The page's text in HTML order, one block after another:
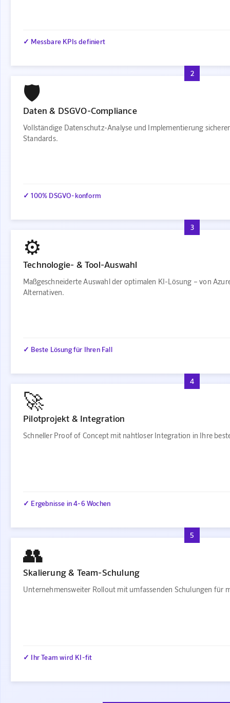
✓ Messbare KPIs definiert
2
🛡️
Daten & DSGVO-Compliance
Vollständige Datenschutz-Analyse und Implementierung
Standards.
✓ 100% DSGVO-konform
3
⚙️
Technologie- & Tool-Auswahl
Maßgeschneiderte Auswahl der optimalen KI-Lösung – von
Alternativen.
✓ Beste Lösung für Ihren Fall
4
🚀
Pilotprojekt & Integration
Schneller Proof of Concept mit nahtloser Integration in Ihre
✓ Ergebnisse in 4-6 Wochen
5
👥
Skalierung & Team-Schulung
Unternehmensweiter Rollout mit umfassenden Schulungen für
✓ Ihr Team wird KI-fit